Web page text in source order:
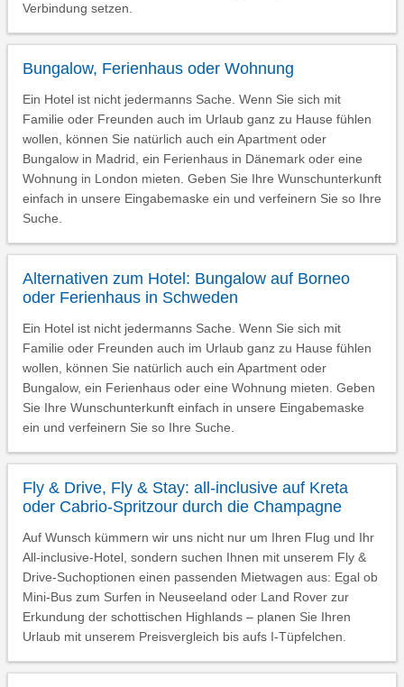
Verbindung setzen.
Bungalow, Ferienhaus oder Wohnung
Ein Hotel ist nicht jedermanns Sache. Wenn Sie sich mit
Familie oder Freunden auch im Urlaub ganz zu Hause fühlen
wollen, können Sie natürlich auch ein Apartment oder
Bungalow in Madrid, ein Ferienhaus in Dänemark oder eine
Wohnung in London mieten. Geben Sie Ihre Wunschunterkunft
einfach in unsere Eingabemaske ein und verfeinern Sie so Ihre
Suche.
Alternativen zum Hotel: Bungalow auf Borneo
oder Ferienhaus in Schweden
Ein Hotel ist nicht jedermanns Sache. Wenn Sie sich mit
Familie oder Freunden auch im Urlaub ganz zu Hause fühlen
wollen, können Sie natürlich auch ein Apartment oder
Bungalow, ein Ferienhaus oder eine Wohnung mieten. Geben
Sie Ihre Wunschunterkunft einfach in unsere Eingabemaske
ein und verfeinern Sie so Ihre Suche.
Fly & Drive, Fly & Stay: all-inclusive auf Kreta
oder Cabrio-Spritzour durch die Champagne
Auf Wunsch kümmern wir uns nicht nur um Ihren Flug und Ihr
All-inclusive-Hotel, sondern suchen Ihnen mit unserem Fly &
Drive-Suchoptionen einen passenden Mietwagen aus: Egal ob
Mini-Bus zum Surfen in Neuseeland oder Land Rover zur
Erkundung der schottischen Highlands – planen Sie Ihren
Urlaub mit unserem Preisvergleich bis aufs I-Tüpfelchen.